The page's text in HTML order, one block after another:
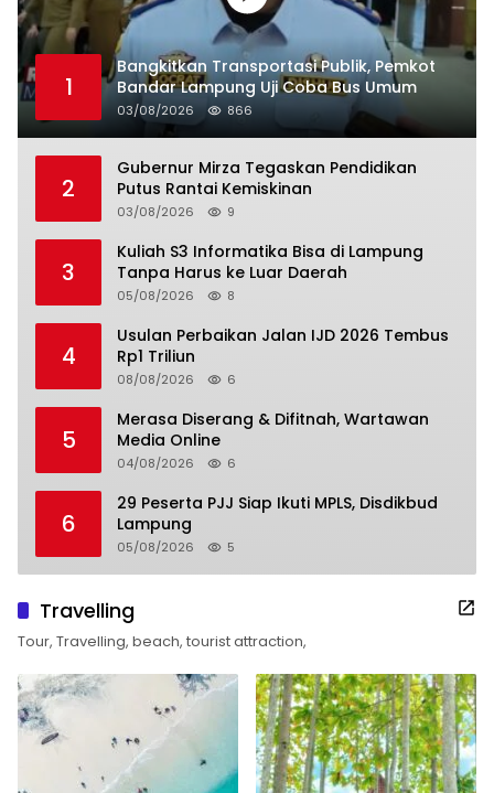
1
Bangkitkan Transportasi Publik, Pemkot
Bandar Lampung Uji Coba Bus Umum
03/08/2026 866
2
Gubernur Mirza Tegaskan Pendidikan
Putus Rantai Kemiskinan
03/08/2026 9
3
Kuliah S3 Informatika Bisa di Lampung
Tanpa Harus ke Luar Daerah
05/08/2026 8
4
Usulan Perbaikan Jalan IJD 2026 Tembus
Rp1 Triliun
08/08/2026 6
5
Merasa Diserang & Difitnah, Wartawan
Media Online
04/08/2026 6
6
29 Peserta PJJ Siap Ikuti MPLS, Disdikbud
Lampung
05/08/2026 5
Travelling
Tour, Travelling, beach, tourist attraction,